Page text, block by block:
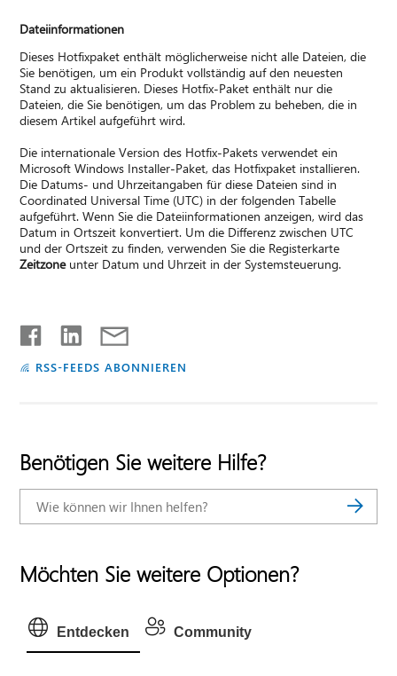
Dateiinformationen
Dieses Hotfixpaket enthält möglicherweise nicht alle Dateien, die
Sie benötigen, um ein Produkt vollständig auf den neuesten
Stand zu aktualisieren. Dieses Hotfix-Paket enthält nur die
Dateien, die Sie benötigen, um das Problem zu beheben, die in
diesem Artikel aufgeführt wird.
Die internationale Version des Hotfix-Pakets verwendet ein
Microsoft Windows Installer-Paket, das Hotfixpaket installieren.
Die Datums- und Uhrzeitangaben für diese Dateien sind in
Coordinated Universal Time (UTC) in der folgenden Tabelle
aufgeführt. Wenn Sie die Dateiinformationen anzeigen, wird das
Datum in Ortszeit konvertiert. Um die Differenz zwischen UTC
und der Ortszeit zu finden, verwenden Sie die Registerkarte
Zeitzoneunter Datum und Uhrzeit in der Systemsteuerung.
RSS-FEEDS ABONNIEREN
Benötigen Sie weitere Hilfe?
Möchten Sie weitere Optionen?
Entdecken Community